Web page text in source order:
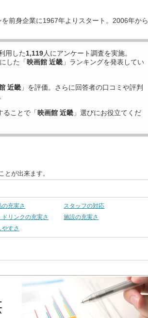
前身企業に1967年よりスタート。2006年から
用した1,119人にアンケート調査を実施。
した「映画館 近畿 」ランキングを発表してい
近畿 」を評価。さらに回答者の口コミや評判
ることで「映画館 近畿 」選びにお役立てくだ
が出来ます。
の充実さ
スタッフの対応
ドリンクの充実さ
施設の充実さ
やすさ